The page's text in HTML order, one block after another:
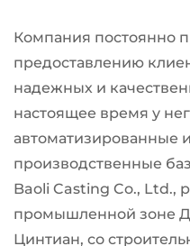
Компания постоянно
предоставлению
надежных и
настоящее время у
автоматизированные
производственные
Baoli Casting Co., Ltd.,
промышленной зоне
Цинтиан, со